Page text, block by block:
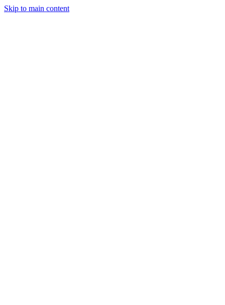
Skip to main content